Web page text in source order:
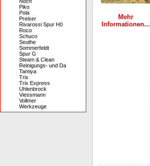
Piko
Pola
Preiser
Rivarossi Spur H0
Roco
Schuco
Seuthe
Sommerfeldt
Spur G
Steam & Clean
Reinigungs- und Da
Tamiya
Trix
Trix Express
Uhlenbrock
Viessmann
Vollmer
Werkzeuge
Mehr
Informationen...